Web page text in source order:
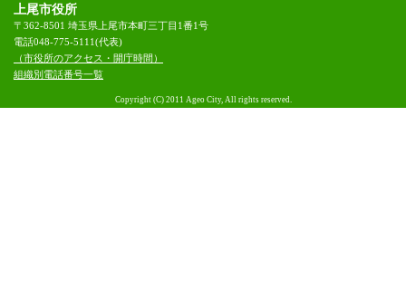
上尾市役所
〒362-8501 埼玉県上尾市本町三丁目1番1号
電話048-775-5111(代表)
（市役所のアクセス・開庁時間）
組織別電話番号一覧
Copyright (C) 2011 Ageo City, All rights reserved.